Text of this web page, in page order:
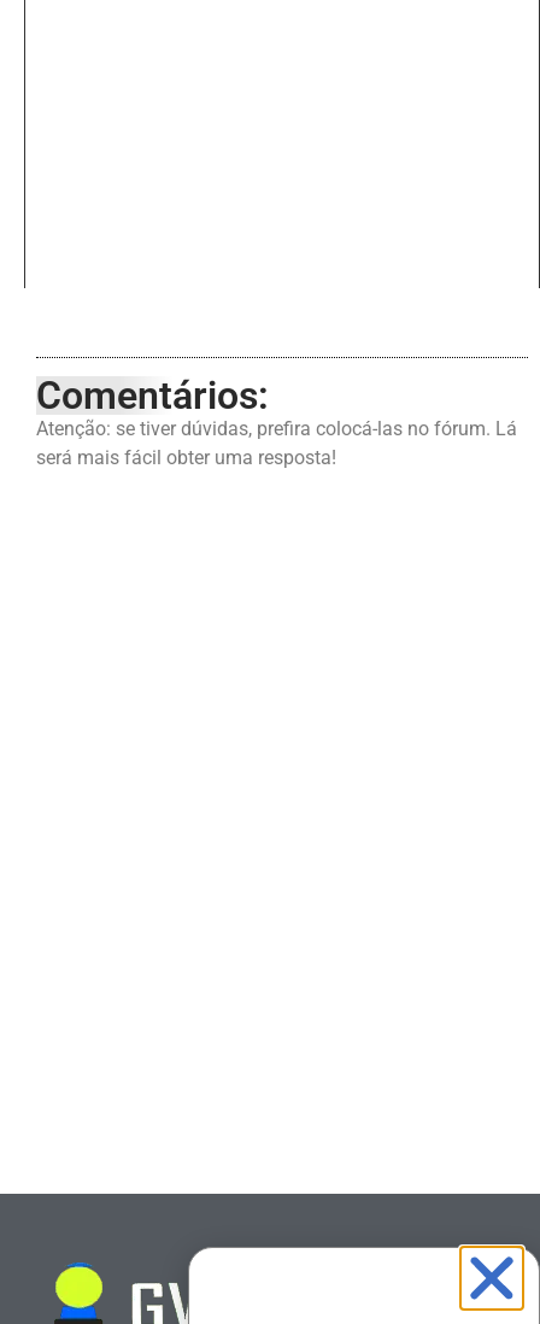
Comentários:
Atenção: se tiver dúvidas, prefira colocá-las no fórum. Lá
será mais fácil obter uma resposta!